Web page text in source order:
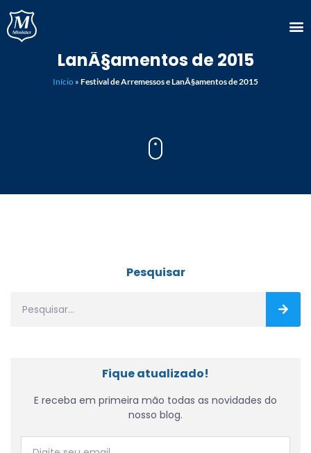
LanÃ§amentos de 2015
Início » Festival de Arremessos e LanÃ§amentos de 2015
Pesquisar
Fique atualizado!
E receba em primeira mão todas as novidades do
nosso blog.